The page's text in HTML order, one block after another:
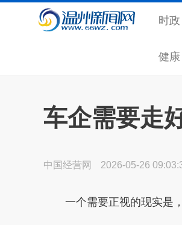
时政
健康
车企需要走
中国经营网 2026-05-26
一个需要正视的现实是，